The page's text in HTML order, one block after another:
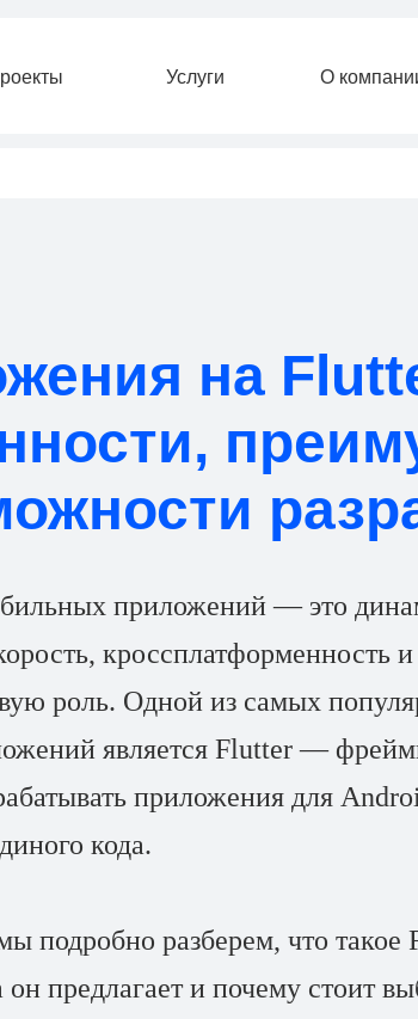
О компании
на
приложений — это
кроссплатформенность
роль. Одной из самых
является Flutter —
приложения для
кода.
подробно разберем, что такое
предлагает и почему стоит